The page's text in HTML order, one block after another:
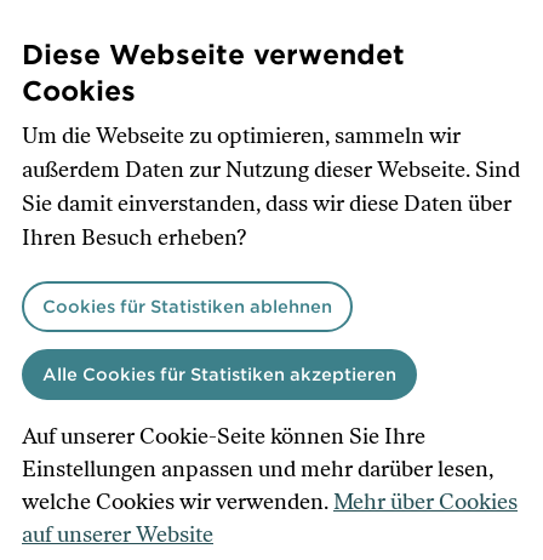
zum
Inhalt
Diese Webseite verwendet
Cookies
Um die Webseite zu optimieren, sammeln wir
außerdem Daten zur Nutzung dieser Webseite. Sind
Sie damit einverstanden, dass wir diese Daten über
Ihren Besuch erheben?
Cookies für Statistiken ablehnen
Alle Cookies für Statistiken akzeptieren
Auf unserer Cookie-Seite können Sie Ihre
Einstellungen anpassen und mehr darüber lesen,
welche Cookies wir verwenden.Mehr über Cookies
auf unserer Website